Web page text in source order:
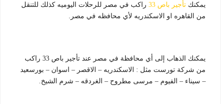
يمكنك تأجير باص 33
راكب في مصر للرحلات اليوميه كذلك للتنقل
من القاهره او الاسكندريه لأي محافظه في مصر.
يمكنك الذهاب إلى أي محافظة في مصر عند تأجير باص 33 راكب
من شركة تورست مثل : الاسكندريه – الاقصر – اسوان – بورسعيد
– سيناء – الفيوم – مرسى مطروح – الغردقه – شرم الشيخ.